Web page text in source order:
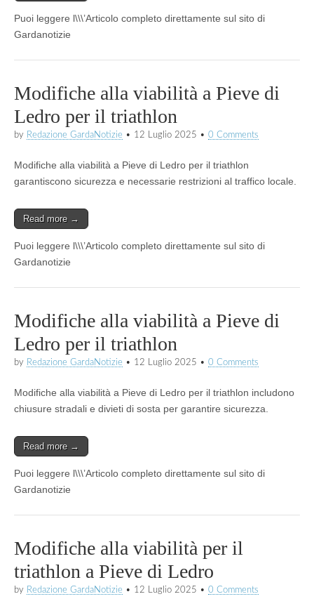
Puoi leggere l\\\’Articolo completo direttamente sul sito di
Gardanotizie
Modifiche alla viabilità a Pieve di
Ledro per il triathlon
by Redazione GardaNotizie • 12 Luglio 2025 • 0 Comments
Modifiche alla viabilità a Pieve di Ledro per il triathlon
garantiscono sicurezza e necessarie restrizioni al traffico locale.
Read more →
Puoi leggere l\\\’Articolo completo direttamente sul sito di
Gardanotizie
Modifiche alla viabilità a Pieve di
Ledro per il triathlon
by Redazione GardaNotizie • 12 Luglio 2025 • 0 Comments
Modifiche alla viabilità a Pieve di Ledro per il triathlon includono
chiusure stradali e divieti di sosta per garantire sicurezza.
Read more →
Puoi leggere l\\\’Articolo completo direttamente sul sito di
Gardanotizie
Modifiche alla viabilità per il
triathlon a Pieve di Ledro
by Redazione GardaNotizie • 12 Luglio 2025 • 0 Comments